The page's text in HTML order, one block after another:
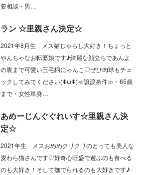
2021年8月生 メス猫じゃらし大好き！ちょっと
やんちゃなお転婆娘です♪綺麗な顔立ちであんよ
の裏まで可愛い三毛柄にゃんこ♡ぜひ肉球もチェ
ックしてみてください(ΦωΦ)≪譲渡条件≫・65歳
まで・女性単身…
定☆
2021年生 メスおめめクリクリのとっても美人な
麦わら猫さんです♡好奇心旺盛で遊ぶのも食べる
のも大好き！そして撫でられるのも大好きです♪
短くて可愛い尻尾が特徴です☆≪譲渡条件≫・57